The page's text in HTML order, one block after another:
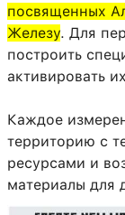
посвященных
Железу. Для
построить
активировать
Каждое
территорию с
ресурсами и
материалы для